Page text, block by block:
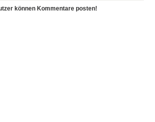
können Kommentare posten!